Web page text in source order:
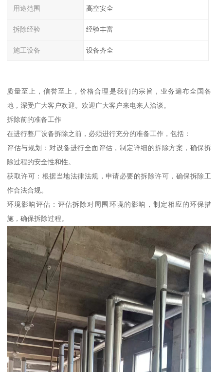
用途范围 高空安全
拆除经验 经验丰富
施工设备 设备齐全
质量至上，信誉至上，价格合理是我们的宗旨，业务遍布全国各
地，深受广大客户欢迎。欢迎广大客户来电来人洽谈。
拆除前的准备工作
在进行整厂设备拆除之前，必须进行充分的准备工作，包括：
评估与规划：对设备进行全面评估，制定详细的拆除方案，确保拆
除过程的安全性和性。
获取许可：根据当地法律法规，申请必要的拆除许可，确保拆除工
作合法合规。
环境影响评估：评估拆除对周围环境的影响，制定相应的环保措
施，确保拆除过程。